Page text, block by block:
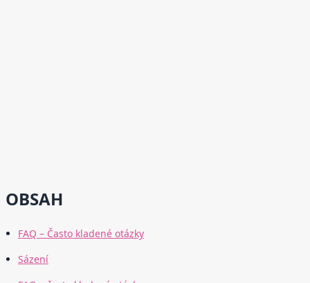
OBSAH
FAQ – Často kladené otázky
Sázení